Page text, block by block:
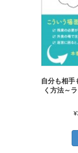
自分も相手
く方法～
¥